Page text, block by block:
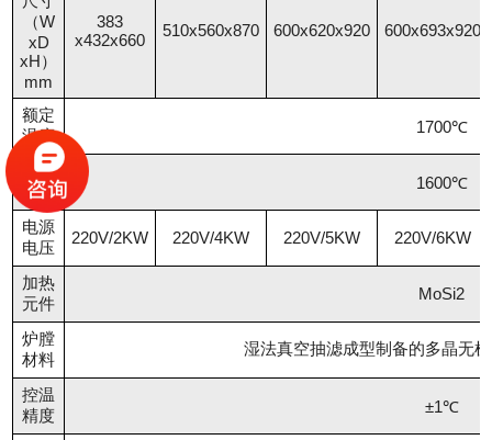
（W
xD
xH）
mm
383
x432x660
510x560x870 600x620x920 600x693x920
额定
温度
1700℃
工作
温度
1600℃
电源
电压
220V/2KW 220V/4KW 220V/5KW 220V/6KW
加热
元件
MoSi2
炉膛
材料
湿法真空抽滤成型制备的多晶无
控温
精度
±1℃